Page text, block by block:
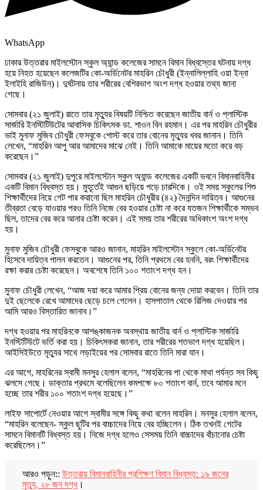
WhatsApp
ঢাকার উত্তরার মাইলস্টোন স্কুল অ্যান্ড কলেজের সামনে বিমান বিধ্বস্তের ঘটনায় দগ্ধ
হয়ে নিহত হয়েছেন কলেজটির কো-অর্ডিনেটর মাহরিন চৌধুরী (ইন্নালিল্লাহি ওয়া ইন্না
ইলাইহি রাজিউন)। দুর্ঘটনায় তার শরীরের বেশিরভাগ অংশ দগ্ধ হওয়ার তথ্য জানা
গেছে।
সোমবার (২১ জুলাই) রাতে তার মৃত্যুর বিষয়টি নিশ্চিত করেছেন জাতীয় বার্ন ও প্লাস্টিক
সার্জারি ইনস্টিটিউটের আবাসিক চিকিৎসক ডা. শাওন বিন রহমান। এর পর মাহরিন চৌধুরীর
ভাই মুনাফ মুজিব চৌধুরী ফেসবুকে পোস্ট করে তার বোনের মৃত্যুর খবর জানান। তিনি
লেখেন, “মাহরিন আপু আর আমাদের মাঝে নেই। তিনি আমাকে মায়ের মতো করে বড়
করেছেন।”
সোমবার (২১ জুলাই) দুপুরে মাইলস্টোন স্কুল অ্যান্ড কলেজের একটি ভবনে বিমানবাহিনীর
একটি বিমান বিধ্বস্ত হয়। মুহূর্তেই আগুন ছড়িয়ে পড়ে চারদিকে। ওই সময় স্কুলের শিশু
শিক্ষার্থীদের নিয়ে গেট পার করানো ছিল মাহরিন চৌধুরীর (৪২) দৈনন্দিন দায়িত্ব। আগুনের
তীব্রতা বেড়ে যাওয়ার পরও তিনি নিজে বের হওয়ার চেষ্টা না করে যতজন শিক্ষার্থীকে সম্ভব
ছিল, তাদের বের করে আনার চেষ্টা করেন। এই সময় তার শরীরের অধিকাংশ অংশ দগ্ধ
হয়।
মুনাফ মুজিব চৌধুরী ফেসবুকে আরও জানান, মাহরিন মাইলস্টোন স্কুলে কো-অর্ডিনেটর
হিসেবে দায়িত্ব পালন করতেন। আগুনের পর, তিনি প্রথমে বের হননি, বরং শিক্ষার্থীদের
রক্ষা করার চেষ্টা করেছেন। অবশেষে তিনি ১০০ শতাংশ দগ্ধ হন।
মুনাফ চৌধুরী লেখেন, “আজ দয়া করে আমার প্রিয় বোনের জন্য দোয়া করবেন। তিনি তার
দুই ছেলেকে রেখে আমাদের ছেড়ে চলে গেলেন। হাসপাতাল থেকে রিলিজ দেওয়ার পর
আমি আরও বিস্তারিত জানাব।”
দগ্ধ হওয়ার পর মাহরিনকে আশঙ্কাজনক অবস্থায় জাতীয় বার্ন ও প্লাস্টিক সার্জারি
ইনস্টিটিউটে ভর্তি করা হয়। চিকিৎসকরা জানান, তার শরীরের শতভাগ দগ্ধ হয়েছিল।
আইসিইউতে মৃত্যুর সাথে লড়াইয়ের পর সোমবার রাতে তিনি মারা যান।
এর আগে, মাহরিনের স্বামী মনসুর হেলাল বলেন, “মাহরিনের পা থেকে মাথা পর্যন্ত সব কিছু
ঝলসে গেছে। ডাক্তার প্রথমে বলেছিলেন কমপক্ষে ৮০ শতাংশ বার্ন, তবে আমার মনে
হচ্ছে তার শরীর ১০০ শতাংশ দগ্ধ হয়েছে।”
লাইফ সাপোর্টে নেওয়ার আগে স্বামীর সঙ্গে কিছু কথা বলেন মাহরিন। মনসুর হেলাল বলেন,
“মাহরিন বলেছেন- স্কুল ছুটির পর বাচ্চাদের নিয়ে বের হচ্ছিলেন। ঠিক তখনই গেটের
সামনে বিমানটি বিধ্বস্ত হয়। নিজে দগ্ধ হলেও সেসময় তিনি বাচ্চাদের বাঁচানোর চেষ্টা
করেছিলেন।”
আরও পড়ুন:: উত্তরায় বিমানবাহিনীর প্রশিক্ষণ বিমান বিধ্বস্ত: ১৯ জনের
মৃত্যু, ২৮ জন দগ্ধ।